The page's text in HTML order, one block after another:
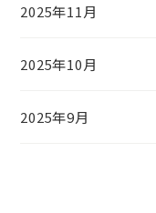
2025年11月
2025年10月
2025年9月